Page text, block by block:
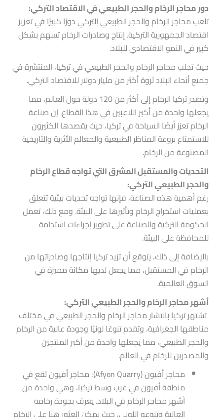
دور محاجر الرخام والحجر الطبيعي في الاقتصاد التركي:
تلعب محاجر الرخام والحجر الطبيعي التركي دورًا كبيرًا في تعزيز
اقتصاد الجمهورية التركية. إنتاج وصادرات الرخام تسهم بشكل
كبير في النمو الاقتصادي للبلاد.
حيث تجلب محاجر الرخام والحجر الطبيعي في تركيا، المنتشرة في
جميع أنحاء البلاد ثروة أكثر من مليار دولار للاقتصاد التركي.
وتصدر تركيا الرخام إلى أكثر من 120 دولة حول العالم، مما
يجعلها واحدة من أكبر اللاعبين في هذا القطاع. إن صناعة
الرخام تعزز أيضًا السياحة في تركيا، حيث يقصدها الكثيرون
للاستمتاع بروعة المناظر الطبيعية والمعالم الأثرية والتاريخية
المصنوعة من الرخام.
التحديات والمستقبل المشرق التي تواجه قطاع الرخام
والحجر الطبيعي التركي:
رغم أهمية هذه الصناعة، فإنها تواجه تحديات بيئية تتعلق
بعمليات استخراج الرخام وتأثيرها على البيئة. ومع ذلك، تعمل
الحكومة التركية والصناعة على تطوير إجراءات استدامة
للمحافظة على البيئة.
بالإضافة إلى ذلك، يتوقع أن تزيد تركيا إنتاجها وصادراتها من
الرخام في المستقبل، مما يجعل لديها مكانة مميزة في
السوق العالمية.
أشهر محاجر الرخام والحجر الطبيعي التركي:
تشتهر تركيا بانتشار محاجر الرخام والحجر الطبيعي في مختلف
مناطقها الجغرافية، وتقدم تنوعًا لونيًا وجودة عالية من الرخام
والحجر الطبيعي، مما يجعلها واحدة من أكبر المنتجين
والمصدرين للرخام في العالم.
محاجر أفيون (Afyon Quarry): محاجر أفيون تقع في
منطقة أفيون في غرب وسط تركيا، وهي واحدة من
أشهر محاجر الرخام في البلاد. يعرف بجودة رخامه